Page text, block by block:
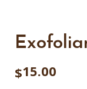
$15.00